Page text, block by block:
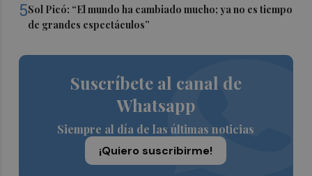
5Sol Picó: “El mundo ha cambiado mucho; ya no es tiempo
de grandes espectáculos”
Suscríbete al canal de
Whatsapp
Siempre al día de las últimas noticias
¡Quiero suscribirme!